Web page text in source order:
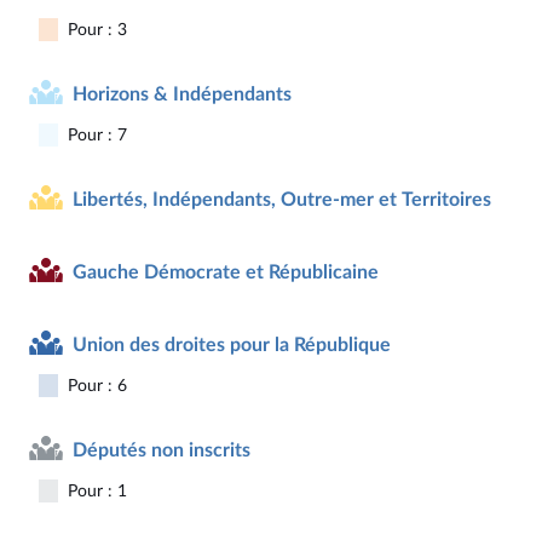
Pour : 3
Horizons & Indépendants
Pour : 7
Libertés, Indépendants, Outre-mer et Territoires
Gauche Démocrate et Républicaine
Union des droites pour la République
Pour : 6
Députés non inscrits
Pour : 1